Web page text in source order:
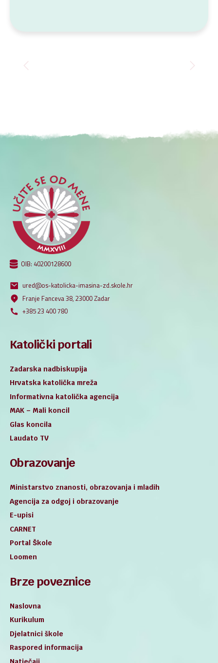
OIB: 40200128600
ured@os-katolicka-imasina-zd.skole.hr
Franje Fanceva 38, 23000 Zadar
+385 23 400 780
Katolički portali
Zadarska nadbiskupija
Hrvatska katolička mreža
Informativna katolička agencija
MAK – Mali koncil
Glas koncila
Laudato TV
Obrazovanje
Ministarstvo znanosti, obrazovanja i mladih
Agencija za odgoj i obrazovanje
E-upisi
CARNET
Portal Škole
Loomen
Brze poveznice
Naslovna
Kurikulum
Djelatnici škole
Raspored informacija